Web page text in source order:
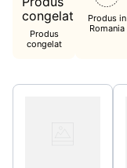
. aripi
ceafa
10.pizza
Produs
congelat
Produs in
Romania